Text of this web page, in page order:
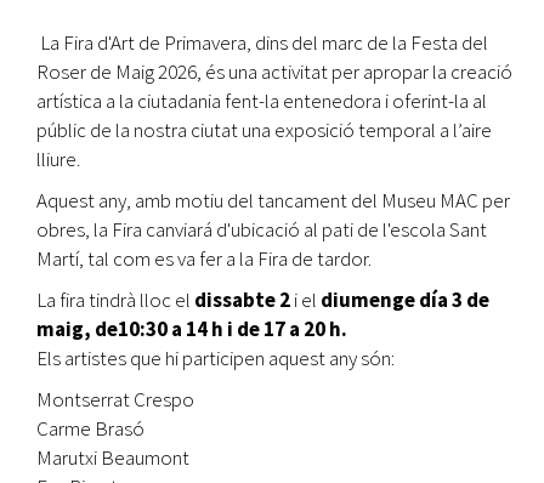
La Fira d'Art de Primavera, dins del marc de la Festa del
Roser de Maig 2026, és una activitat per apropar la creació
artística a la ciutadania fent-la entenedora i oferint-la al
públic de la nostra ciutat una exposició temporal a l’aire
lliure.
Aquest any, amb motiu del tancament del Museu MAC per
obres, la Fira canviará d'ubicació al pati de l'escola Sant
Martí, tal com es va fer a la Fira de tardor.
La fira tindrà lloc el dissabte 2i el diumenge día 3 de
maig, de10:30 a 14 h i de 17 a 20 h.
Els artistes que hi participen aquest any són:
Montserrat Crespo
Carme Brasó
Marutxi Beaumont